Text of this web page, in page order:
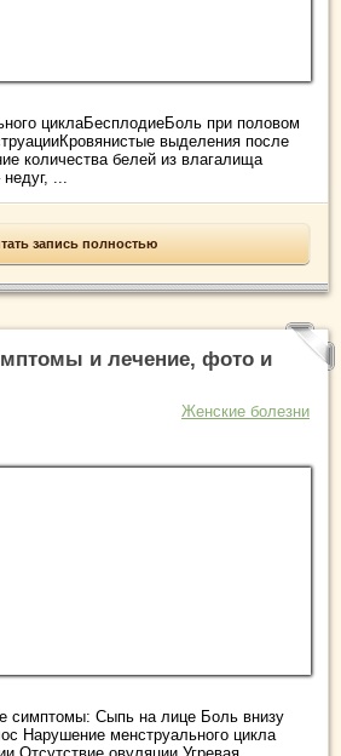
циклаБесплодиеБоль при половом
выделения после
количества белей из влагалища
...
запись полностью
и лечение, фото и
Женские болезни
симптомы: Сыпь на лице Боль внизу
Нарушение менструального цикла